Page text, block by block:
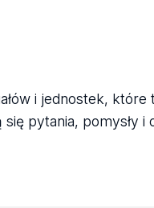
i jednostek, które
pytania, pomysły